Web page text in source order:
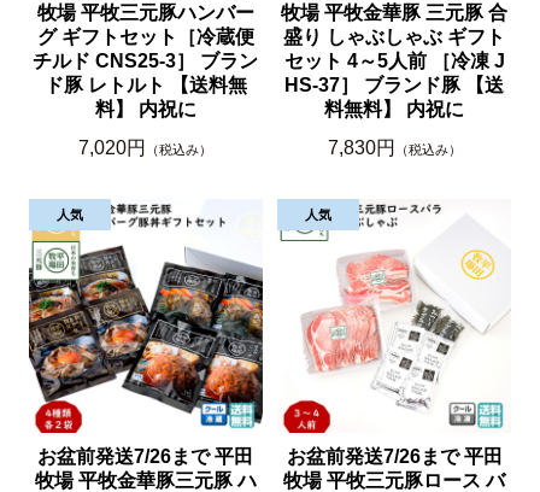
牧場 平牧三元豚ハンバー
グ ギフトセット［冷蔵便
チルド CNS25-3］ ブラン
ド豚 レトルト 【送料無
料】 内祝に
7,020円
（税込み）
牧場 平牧金華豚 三元豚 合
盛り しゃぶしゃぶ ギフト
セット 4～5人前 ［冷凍 J
HS-37］ ブランド豚 【送
料無料】 内祝に
7,830円
（税込み）
お盆前発送7/26まで 平田
牧場 平牧金華豚三元豚 ハ
お盆前発送7/26まで 平田
牧場 平牧三元豚ロース バ